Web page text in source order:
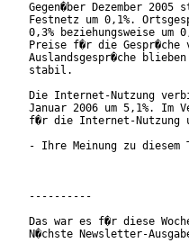
Gegen�ber Dezember
Festnetz um 0,1%.
0,3% beziehungsweise um
Preise f�r die Gespr�che
Auslandsgespr�che
stabil.
Die Internet-Nutzung
Januar 2006 um 5,1%. Im
f�r die Internet-Nutzung
- Ihre Meinung zu diesem
----------
Das war es f�r diese
N�chste Newsletter-